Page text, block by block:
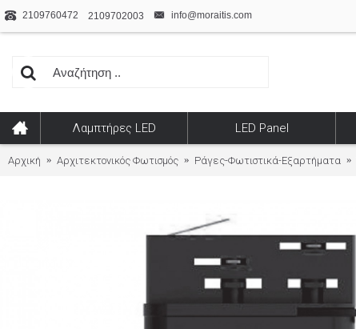
2109760472 2109702003 info@moraitis.com
Λαμπτήρες LED LED Panel
Αρχική Αρχιτεκτονικός Φωτισμός Ράγες-Φωτιστικά-Εξαρτήματα